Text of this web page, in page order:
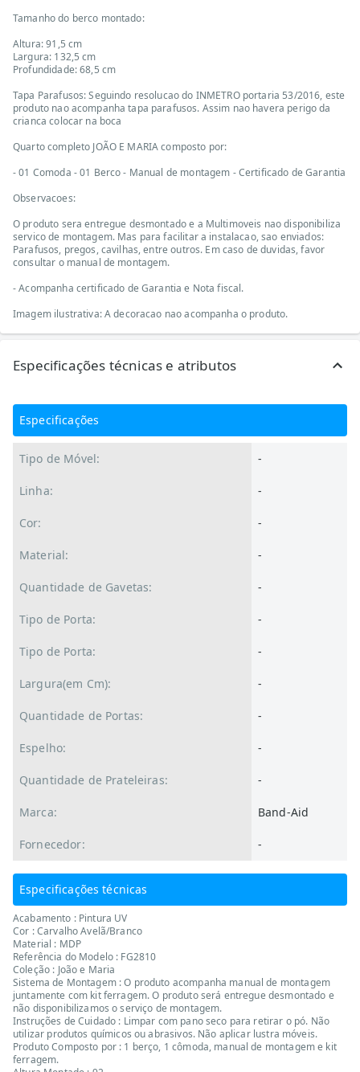
Tamanho do berco montado:
Altura: 91,5 cm
Largura: 132,5 cm
Profundidade: 68,5 cm
Tapa Parafusos: Seguindo resolucao do INMETRO portaria 53/2016, este
produto nao acompanha tapa parafusos. Assim nao havera perigo da
crianca colocar na boca
Quarto completo JOÃO E MARIA composto por:
- 01 Comoda - 01 Berco - Manual de montagem - Certificado de Garantia
Observacoes:
O produto sera entregue desmontado e a Multimoveis nao disponibiliza
servico de montagem. Mas para facilitar a instalacao, sao enviados:
Parafusos, pregos, cavilhas, entre outros. Em caso de duvidas, favor
consultar o manual de montagem.
- Acompanha certificado de Garantia e Nota fiscal.
Imagem ilustrativa: A decoracao nao acompanha o produto.
Especificações técnicas e atributos
Especificações
Tipo de Móvel: -
Linha: -
Cor: -
Material: -
Quantidade de Gavetas: -
Tipo de Porta: -
Tipo de Porta: -
Largura(em Cm): -
Quantidade de Portas: -
Espelho: -
Quantidade de Prateleiras: -
Marca: Band-Aid
Fornecedor: -
Especificações técnicas
Acabamento : Pintura UV
Cor : Carvalho Avelã/Branco
Material : MDP
Referência do Modelo : FG2810
Coleção : João e Maria
Sistema de Montagem : O produto acompanha manual de montagem
juntamente com kit ferragem. O produto será entregue desmontado e
não disponibilizamos o serviço de montagem.
Instruções de Cuidado : Limpar com pano seco para retirar o pó. Não
utilizar produtos químicos ou abrasivos. Não aplicar lustra móveis.
Produto Composto por : 1 berço, 1 cômoda, manual de montagem e kit
ferragem.